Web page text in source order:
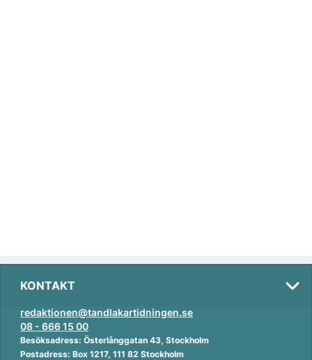
KONTAKT
redaktionen@tandlakartidningen.se
08 - 666 15 00
Besöksadress: Österlånggatan 43, Stockholm
Postadress: Box 1217, 111 82 Stockholm